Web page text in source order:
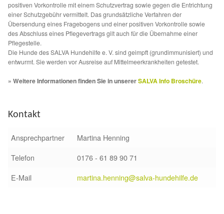
Aktion „Hilfe La Linea“
Updates „Hilfe La Linea“
Partnertierheim in Bulgarien
positiven Vorkontrolle mit einem Schutzvertrag sowie gegen die Entrichtung
einer Schutzgebühr vermittelt. Das grundsätzliche Verfahren der
Übersendung eines Fragebogens und einer positiven Vorkontrolle sowie
des Abschluss eines Pflegevertrags gilt auch für die Übernahme einer
Pflegestelle.
Die Hunde des SALVA Hundehilfe e. V. sind geimpft (grundimmunisiert) und
entwurmt. Sie werden vor Ausreise auf Mittelmeerkrankheiten getestet.
» Weitere Informationen finden Sie in unsererSALVA Info Broschüre.
Kontakt
Ansprechpartner
Martina Henning
Telefon
0176 - 61 89 90 71
E-Mail
martina.henning@salva-hundehilfe.de